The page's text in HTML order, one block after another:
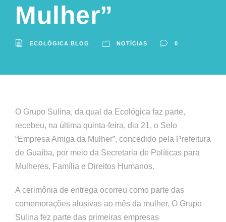
Mulher”
ECOLÓGICA BLOG NOTÍCIAS 0
O Grupo Sulina, da qual da Ecológica faz parte,
recebeu, na última quinta-feira, dia 21, o Selo
“Empresa Amiga da Mulher”, concedido pela Prefeitura
de Guaíba, por meio da Secretaria de Políticas para
Mulheres, Família e Direitos Humanos.
A cerimônia de entrega ocorreu como parte das
comemorações alusivas ao mês da mulher. O Grupo
Sulina fez parte das primeiras empresas